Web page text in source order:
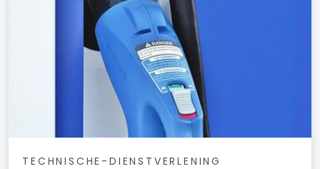
TECHNISCHE-DIENSTVERLENING